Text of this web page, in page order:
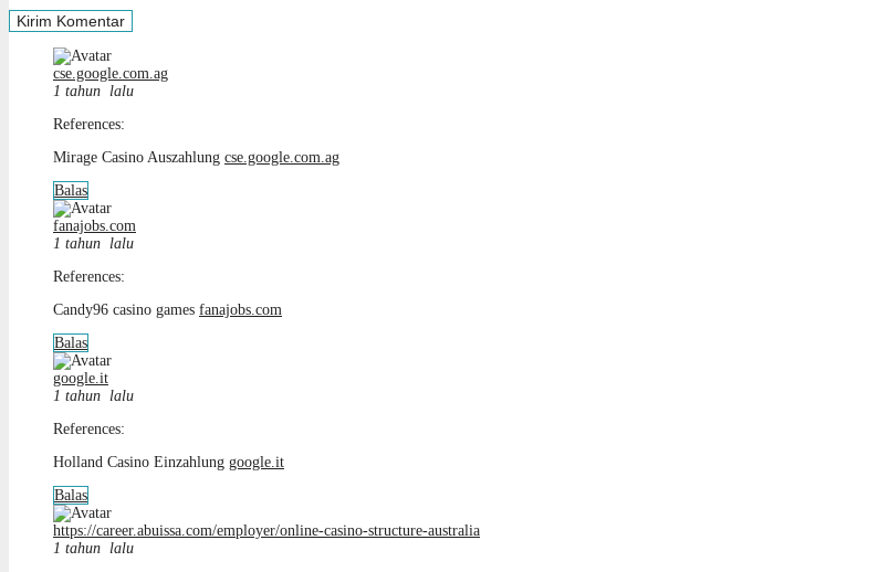
cse.google.com.ag
1 tahun lalu
References:
Mirage Casino Auszahlung cse.google.com.ag
Balas
fanajobs.com
1 tahun lalu
References:
Candy96 casino games fanajobs.com
Balas
google.it
1 tahun lalu
References:
Holland Casino Einzahlung google.it
Balas
https://career.abuissa.com/employer/online-casino-structure-australia
1 tahun lalu